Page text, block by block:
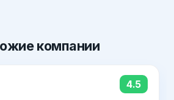
компании
4.5